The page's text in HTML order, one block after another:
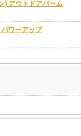
) アウトドアバーム
ワーアップ